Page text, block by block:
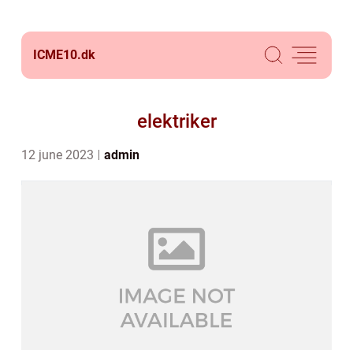
ICME10.dk
elektriker
12 june 2023 admin